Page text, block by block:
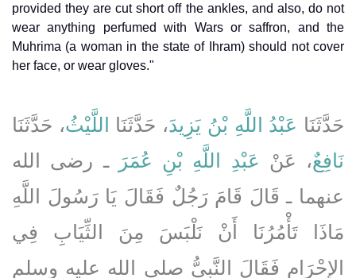
provided they are cut short off the ankles, and also, do not
wear anything perfumed with Wars or saffron, and the
Muhrima (a woman in the state of Ihram) should not cover
her face, or wear gloves."
حَدَّثَنَا عَبْدُ اللَّهِ بْنُ يَزِيدَ، حَدَّثَنَا اللَّيْثُ، حَدَّثَنَا
نَافِعٌ، عَنْ عَبْدِ اللَّهِ بْنِ عُمَرَ ـ رضى الله
عنهما ـ قَالَ قَامَ رَجُلٌ فَقَالَ يَا رَسُولَ اللَّهِ
مَاذَا تَأْمُرُنَا أَنْ نَلْبَسَ مِنَ الثِّيَابِ فِي
الإِحْرَامِ فَقَالَ النَّبِيُّ صلى الله عليه وسلم